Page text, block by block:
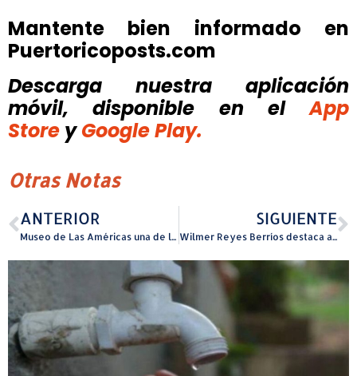
Mantente bien informado en
Puertoricoposts.com
Descarga nuestra aplicación
móvil, disponible
en el
App
Store y Google Play.
Otras Notas
ANTERIOR
Museo de Las Américas una de las sedes oficiales de importante congreso internacional
SIGUIENTE
Wilmer Reyes Berríos destaca a deportistas del béisbol como ejemplo para la juventud del Distrito de Guayama